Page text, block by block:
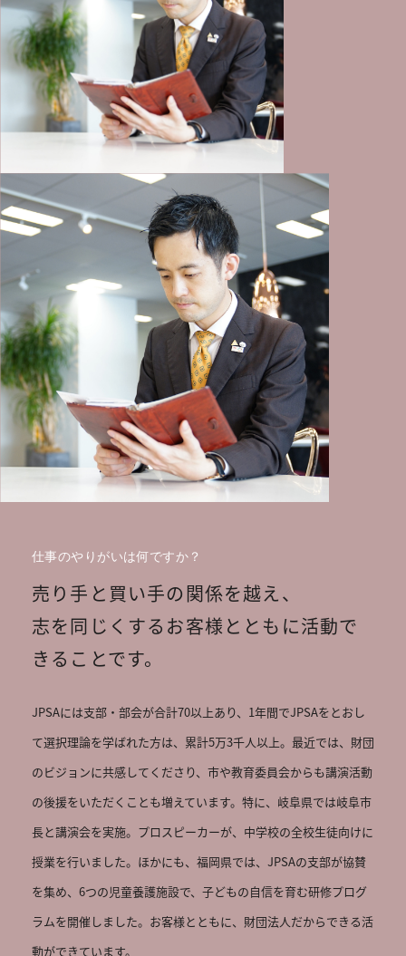
仕事のやりがいは何ですか？
売り手と買い手の関係を越え、
志を同じくするお客様とともに活動で
きることです。
JPSAには支部・部会が合計70以上あり、1年間でJPSAをとおし
て選択理論を学ばれた方は、累計5万3千人以上。最近では、財団
のビジョンに共感してくださり、市や教育委員会からも講演活動
の後援をいただくことも増えています。特に、岐阜県では岐阜市
長と講演会を実施。プロスピーカーが、中学校の全校生徒向けに
授業を行いました。ほかにも、福岡県では、JPSAの支部が協賛
を集め、6つの児童養護施設で、子どもの自信を育む研修プログ
ラムを開催しました。お客様とともに、財団法人だからできる活
動ができています。